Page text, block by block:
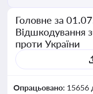
Головне за
Відшкодування
проти України
Опрацьовано: 15656